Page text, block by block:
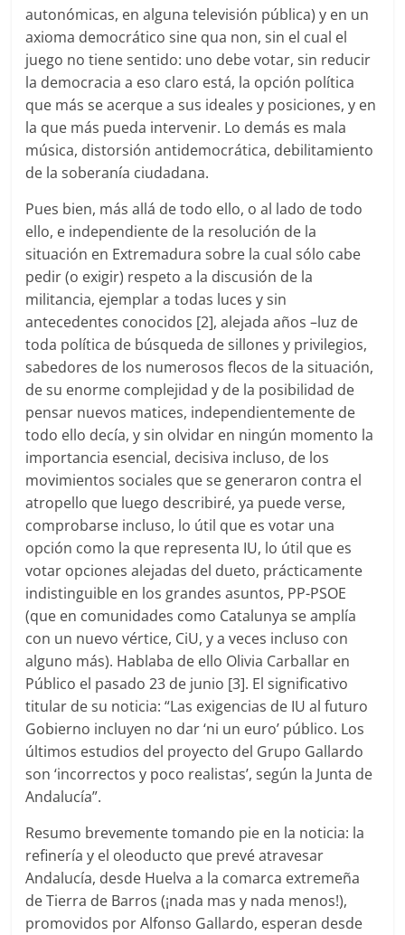
autonómicas, en alguna televisión pública) y en un
axioma democrático sine qua non, sin el cual el
juego no tiene sentido: uno debe votar, sin reducir
la democracia a eso claro está, la opción política
que más se acerque a sus ideales y posiciones, y en
la que más pueda intervenir. Lo demás es mala
música, distorsión antidemocrática, debilitamiento
de la soberanía ciudadana.
Pues bien, más allá de todo ello, o al lado de todo
ello, e independiente de la resolución de la
situación en Extremadura sobre la cual sólo cabe
pedir (o exigir) respeto a la discusión de la
militancia, ejemplar a todas luces y sin
antecedentes conocidos [2], alejada años –luz de
toda política de búsqueda de sillones y privilegios,
sabedores de los numerosos flecos de la situación,
de su enorme complejidad y de la posibilidad de
pensar nuevos matices, independientemente de
todo ello decía, y sin olvidar en ningún momento la
importancia esencial, decisiva incluso, de los
movimientos sociales que se generaron contra el
atropello que luego describiré, ya puede verse,
comprobarse incluso, lo útil que es votar una
opción como la que representa IU, lo útil que es
votar opciones alejadas del dueto, prácticamente
indistinguible en los grandes asuntos, PP-PSOE
(que en comunidades como Catalunya se amplía
con un nuevo vértice, CiU, y a veces incluso con
alguno más). Hablaba de ello Olivia Carballar en
Público el pasado 23 de junio [3]. El significativo
titular de su noticia: “Las exigencias de IU al futuro
Gobierno incluyen no dar ‘ni un euro’ público. Los
últimos estudios del proyecto del Grupo Gallardo
son ‘incorrectos y poco realistas’, según la Junta de
Andalucía”.
Resumo brevemente tomando pie en la noticia: la
refinería y el oleoducto que prevé atravesar
Andalucía, desde Huelva a la comarca extremeña
de Tierra de Barros (¡nada mas y nada menos!),
promovidos por Alfonso Gallardo, esperan desde